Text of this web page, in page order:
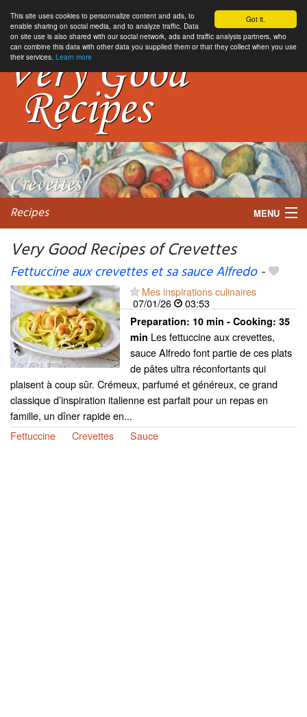
Got it.
This site uses cookies to personnalize content and ads, to
enable sharing on social media, and to analyze traffic. Data
on site use is also shared with our social network, ads and traffic analysis partners, who
can combine this data with other data you supplied them or that they collect when you use
their services. Learn more
Recipes MENU
My favorite blogs
Very Good Recipes of Crevettes
Fettuccine aux crevettes et sa sauce Alfredo-
Mes inspirations culinaires
07/01/26
03:53
Preparation: 10 min - Cooking: 35
min Les fettuccine aux crevettes,
sauce Alfredo font partie de ces plats
de pâtes ultra réconfortants qui
plaisent à coup sûr. Crémeux, parfumé et généreux, ce grand
classique d’inspiration italienne est parfait pour un repas en
famille, un dîner rapide en...
Fettuccine
Crevettes Sauce